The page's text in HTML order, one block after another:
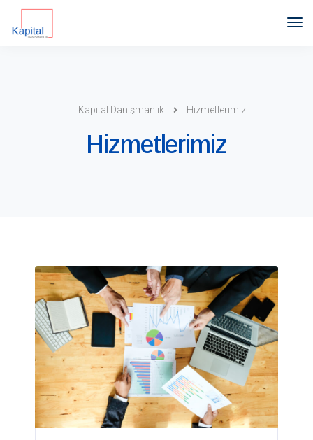
Kapital Danışmanlık Hizmetlerimiz
Hizmetlerimiz